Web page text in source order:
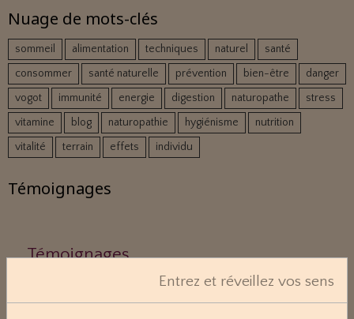
Nuage de mots-clés
sommeil alimentation techniques naturel
santé
consommer
santé naturelle prévention bien-être
danger
vogot
immunité energie digestion naturopathe
stress
vitamine
blog naturopathie hygiénisme
nutrition
vitalité
terrain effets individu
Témoignages
Témoignages
Entrez et réveillez vos sens